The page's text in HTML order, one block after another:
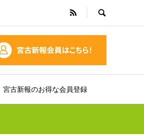
宮古新報のお得な会員登録